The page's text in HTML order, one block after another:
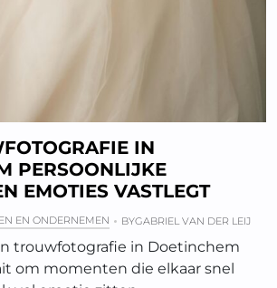
IN
PERSOONLIJKE
EMOTIES VASTLEGT
EN ONDERNEMEN BYGABRIEL VAN DER LEIJ
trouwfotografie in Doetinchem
om momenten die elkaar snel